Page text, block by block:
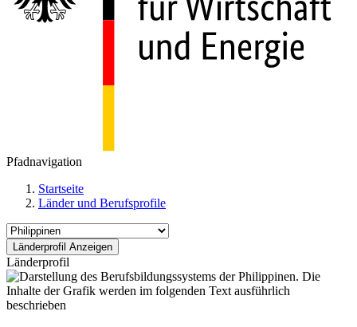
Pfadnavigation
Startseite
Länder und Berufsprofile
Länderprofil